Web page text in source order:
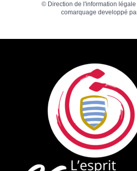
© Direction de l'information
comarquage developpé